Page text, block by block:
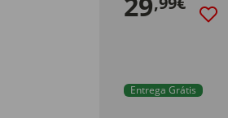
Entrega Grátis